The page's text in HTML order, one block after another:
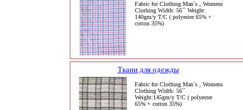
Fabric for Clothing Man`s , Womens
Clothing Width: 56`` Weight:
140gm/y T/C ( polyester 65% +
cotton 35%)
Ткани для одежды
Fabric for Clothing Man`s , Womens
Clothing Width: 56``
Weight:145gm/y T/C ( polyester
65% + cotton 35%)